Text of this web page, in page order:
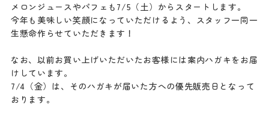
メロンジュースやパフェも7/5（土）からスタートします。
今年も美味しい笑顔になっていただけるよう、スタッフ一同一
生懸命作らせていただきます！
なお、以前お買い上げいただいたお客様には案内ハガキをお届
けしています。
7/4（金）は、そのハガキが届いた方への優先販売日となって
おります。